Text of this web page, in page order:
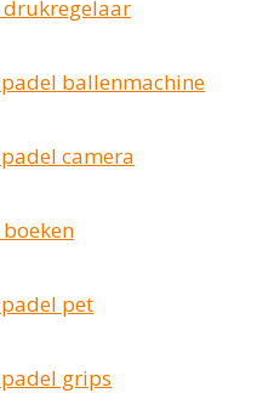
drukregelaar
padel ballenmachine
camera
pet
padel grips